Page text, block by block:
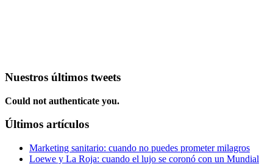
Nuestros últimos tweets
Could not authenticate you.
Últimos artículos
Marketing sanitario: cuando no puedes prometer milagros
Loewe y La Roja: cuando el lujo se coronó con un Mundial